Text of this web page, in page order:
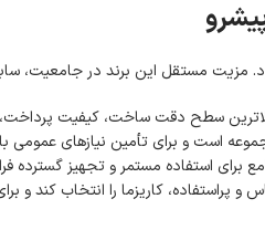
مزیت مستقل این برند در جامعیت،
سطح دقت ساخت، کیفیت
است و برای تأمین نیازهای عمومی
برای استفاده مستمر و تجهیز گسترده
کاریزما را انتخاب کند و